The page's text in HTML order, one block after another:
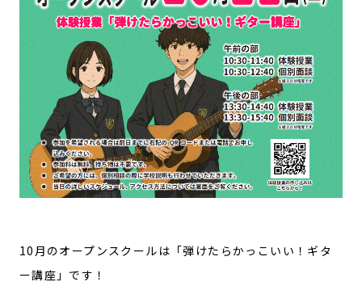
10月のオープンスクールは「弾けたらかっこいい！ギタ
ー講座」です！